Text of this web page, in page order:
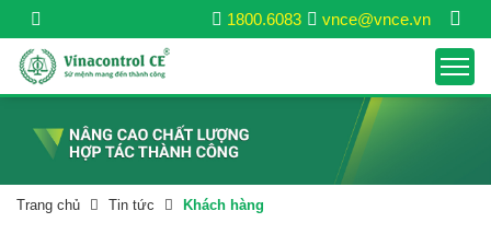
vnce@vnce.vn
1800.6083
Trang chủ Tin tức Khách hàng